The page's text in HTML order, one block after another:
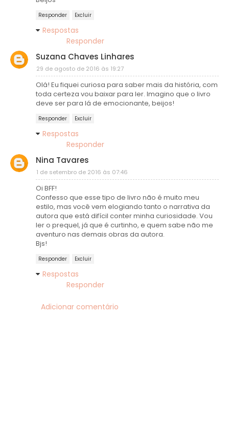
Responder Excluir
Respostas
Responder
Suzana Chaves Linhares
29 de agosto de 2016 às 19:27
Olá! Eu fiquei curiosa para saber mais da história, com
toda certeza vou baixar para ler. Imagino que o livro
deve ser para lá de emocionante, beijos!
Responder Excluir
Respostas
Responder
Nina Tavares
1 de setembro de 2016 às 07:46
Oi BFF!
Confesso que esse tipo de livro não é muito meu
estilo, mas você vem elogiando tanto o narrativa da
autora que está difícil conter minha curiosidade. Vou
ler o prequel, já que é curtinho, e quem sabe não me
aventuro nas demais obras da autora.
Bjs!
Responder Excluir
Respostas
Responder
Adicionar comentário